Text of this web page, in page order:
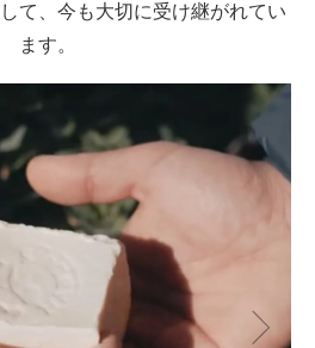
て、今も大切に受け継がれてい
ます。